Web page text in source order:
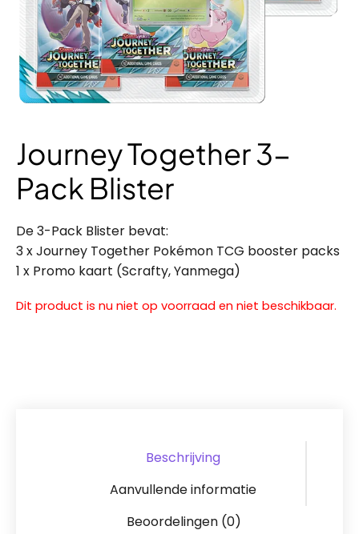
Journey Together 3-
Pack Blister
De 3-Pack Blister bevat:
3 x Journey Together Pokémon TCG booster packs
1 x Promo kaart (Scrafty, Yanmega)
Dit product is nu niet op voorraad en niet beschikbaar.
Beschrijving
Aanvullende informatie
Beoordelingen (0)